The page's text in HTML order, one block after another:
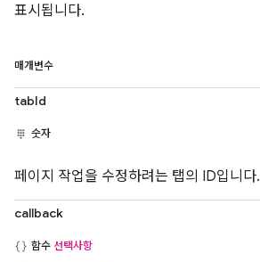
표시됩니다.
매개변수
tabId
숫자
페이지 작업을 수정하려는 탭의 ID입니다.
callback
함수 선택사항